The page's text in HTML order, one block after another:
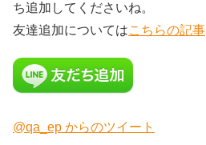
ち追加してくださいね。
友達追加についてはこちらの記事
@qa_ep からのツイート